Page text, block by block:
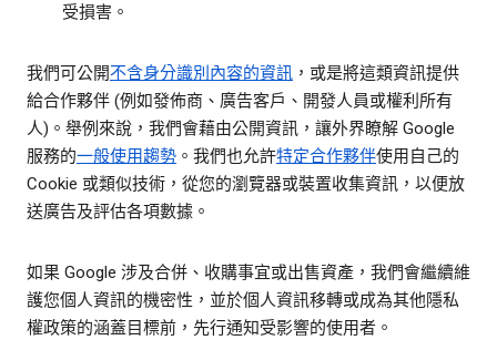
受損害。
我們可公開不含身分識別內容的資訊 ，或是將這類資訊提供
給合作夥伴 (例如發佈商、廣告客戶、開發人員或權利所有
人)。舉例來說，我們會藉由公開資訊，讓外界瞭解 Google
服務的一般使用趨勢 。我們也允許特定合作夥伴使用自己的
Cookie 或類似技術，從您的瀏覽器或裝置收集資訊，以便放
送廣告及評估各項數據。
如果 Google 涉及合併、收購事宜或出售資產，我們會繼續維
護您個人資訊的機密性，並於個人資訊移轉或成為其他隱私
權政策的涵蓋目標前，先行通知受影響的使用者。